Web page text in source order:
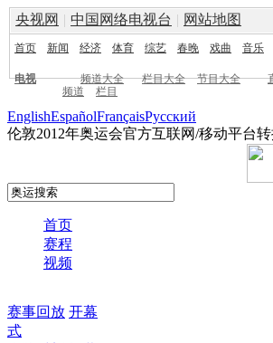
央视网 | 中国网络电视台 | 网站地图
首页 新闻 经济 体育 综艺 春晚 戏曲 音乐
电视 频道大全 栏目大全 节目大全
频道
栏目
EnglishEspañolFrançaisPусский
伦敦2012年奥运会官方互联网/移动平台
首页
赛程
视频
赛事回放 开幕
式